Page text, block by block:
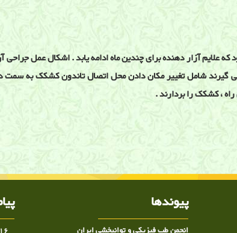
علایم آزار دهنده برای چندین ماه ادامه یابد . اشکال عمل
گیرند شامل تغییر مکان دادن محل اتصال تاندون کشکک به سمت
، کشکک را بردارند .
,درمان زانو درد شیراز ,درمان نرمی کشکک ,درمان زانو کلینیک درد
پیوندها